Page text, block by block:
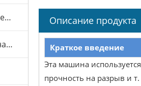
машина для испытаний средств индивидуальной защиты
Медицинская испытательная машина
Описание продукта
Краткое введение
Эта машина
прочность на разрыв и